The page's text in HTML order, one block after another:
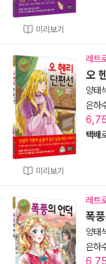
미리보기
미리보기
레트
오
양태
은하
택배
레트
폭
양태
은하